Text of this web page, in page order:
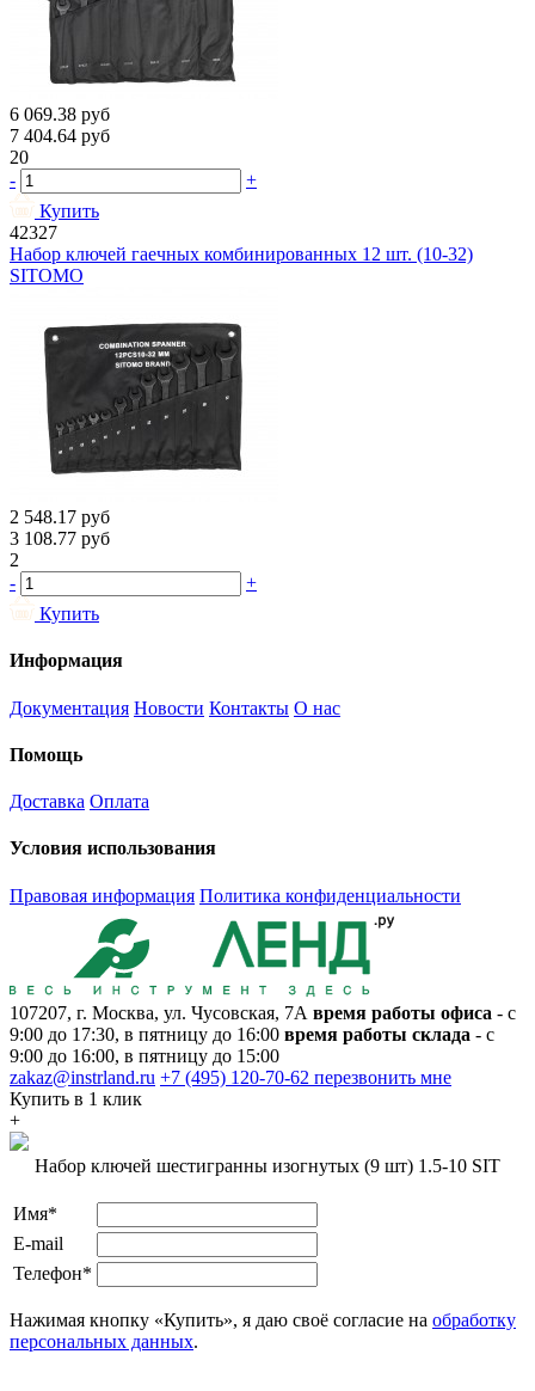
6 069.38 руб
7 404.64 руб
20
-
+
Купить
42327
Набор ключей гаечных комбинированных 12 шт. (10-32)
SITOMO
2 548.17 руб
3 108.77 руб
2
-
+
Купить
Информация
Документация Новости Контакты О нас
Помощь
Доставка Оплата
Условия использования
Правовая информация Политика конфиденциальности
107207, г. Москва, ул. Чусовская, 7А время работы офиса - с
9:00 до 17:30, в пятницу до 16:00 время работы склада - с
9:00 до 16:00, в пятницу до 15:00
zakaz@instrland.ru +7 (495) 120-70-62 перезвонить мне
Купить в 1 клик
+
Набор ключей шестигранны изогнутых (9 шт) 1.5-10 SIT
Имя*
E-mail
Телефон*
Нажимая кнопку «Купить», я даю своё согласие на обработку
персональных данных.